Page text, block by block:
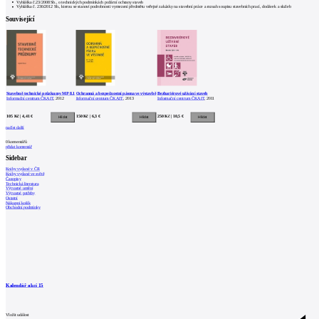
Vyhláška č.23/2008 Sb., o technických podmínkách požární ochrany staveb
Vyhláška č. 230/2012 Sb., kterou se stanoví podrobnosti vymezení předmětu veřejné zakázky na stavební práce a rozsah soupisu stavebních prací, dodávek a služeb
Související
Stavebně technické průzkumy MP 8.1
Informační centrum ČKAIT, 2012
105 Kč | 4,41 €
Ochranná a bezpečnostní pásma ve výstavbě
Informační centrum ČKAIT, 2013
150 Kč | 6,3 €
Bezbariérové užívání staveb
Informační centrum ČKAIT, 2011
250 Kč | 10,5 €
načíst další
0komentářů
přidat komentář
Sidebar
Knihy vydané v ČR
Knihy vydané ve světě
Časopisy
Technická literatura
Výtvarné umění
Výtvarné potřeby
Ostatní
Nákupní košík
Obchodní podmínky
Kalendář akcí 15
Vložit událost